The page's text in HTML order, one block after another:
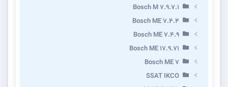
Bosch M 7.9.7.1
Bosch ME 7.4.4
Bosch ME 7.4.9
Bosch ME 17.9.71
Bosch ME 7
SSAT IKCO